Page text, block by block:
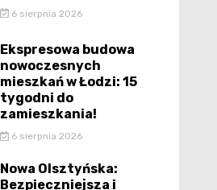
6 sierpnia 2026
Ekspresowa budowa
nowoczesnych
mieszkań w Łodzi: 15
tygodni do
zamieszkania!
6 sierpnia 2026
Nowa Olsztyńska:
Bezpieczniejsza i